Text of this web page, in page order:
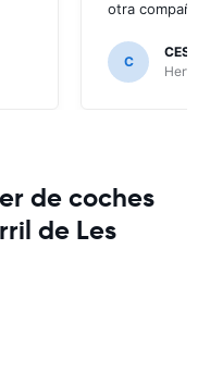
otra
C
de coches
de Les